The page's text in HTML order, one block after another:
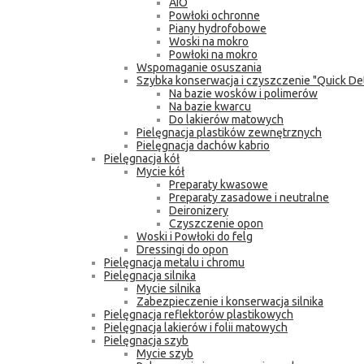
Powłoki ochronne
Piany hydrofobowe
Woski na mokro
Powłoki na mokro
Wspomaganie osuszania
Szybka konserwacja i czyszczenie "Quick
Na bazie wosków i polimerów
Na bazie kwarcu
Do lakierów matowych
Pielęgnacja plastików zewnętrznych
Pielęgnacja dachów kabrio
Pielęgnacja kół
Mycie kół
Preparaty kwasowe
Preparaty zasadowe i neutralne
Deironizery
Czyszczenie opon
Woski i Powłoki do felg
Dressingi do opon
Pielęgnacja metalu i chromu
Pielęgnacja silnika
Mycie silnika
Zabezpieczenie i konserwacja silnika
Pielęgnacja reflektorów plastikowych
Pielęgnacja lakierów i folii matowych
Pielęgnacja szyb
Mycie szyb